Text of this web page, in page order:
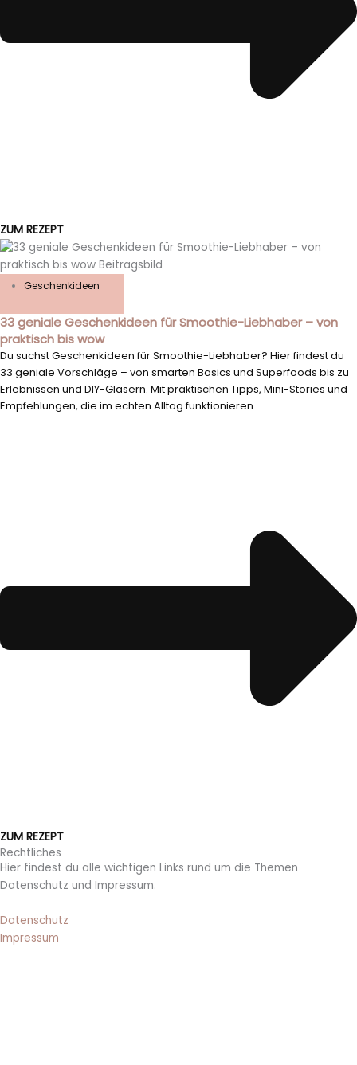
ZUM REZEPT
Geschenkideen
33 geniale Geschenkideen für Smoothie-Liebhaber – von
praktisch bis wow
Du suchst Geschenkideen für Smoothie-Liebhaber? Hier findest du
33 geniale Vorschläge – von smarten Basics und Superfoods bis zu
Erlebnissen und DIY-Gläsern. Mit praktischen Tipps, Mini-Stories und
Empfehlungen, die im echten Alltag funktionieren.
ZUM REZEPT
Rechtliches
Hier findest du alle wichtigen Links rund um die Themen
Datenschutz und Impressum.
Datenschutz
Impressum